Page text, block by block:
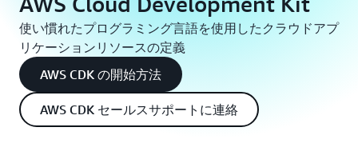
使い慣れたプログラミング言語を使用したクラウドアプ
リケーションリソースの定義
AWS CDK の開始方法
AWS CDK セールスサポートに連絡